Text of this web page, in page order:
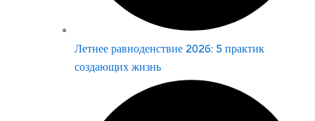
Летнее равноденствие 2026: 5 практик
создающих жизнь